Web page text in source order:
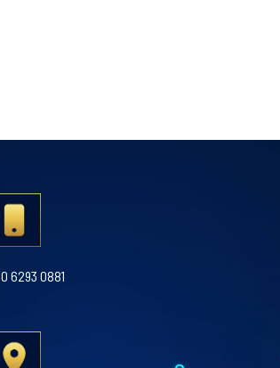
6293 0881